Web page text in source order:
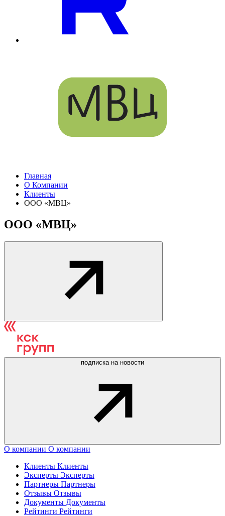
Главная
О Компании
Клиенты
ООО «МВЦ»
ООО «МВЦ»
подписка на новости
О компании О компании
Клиенты Клиенты
Эксперты Эксперты
Партнеры Партнеры
Отзывы Отзывы
Документы Документы
Рейтинги Рейтинги